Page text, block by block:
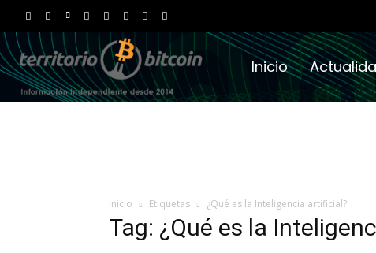
Inicio
Inicio Etiquetas ¿Qué es la Inteligencia artificial?
Tag: ¿Qué es la